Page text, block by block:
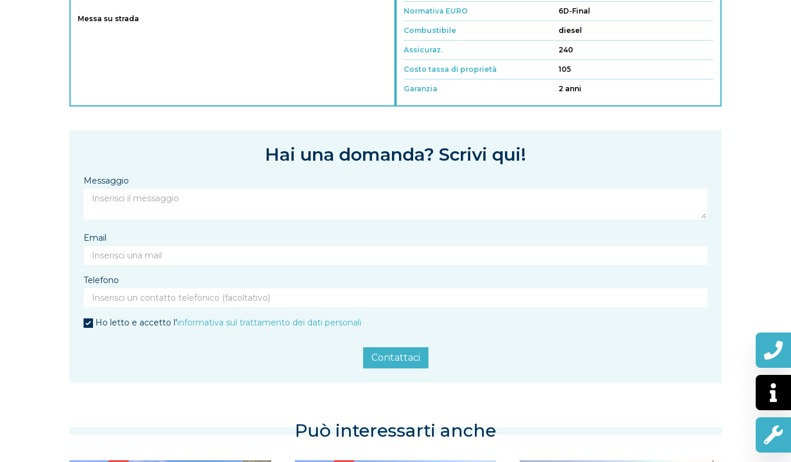
Messa su strada
Normativa EURO 6D-Final
Combustibile diesel
Assicuraz. 240
Costo tassa di proprietà 105
Garanzia 2 anni
Hai una domanda? Scrivi qui!
Messaggio
Email
Telefono
Ho letto e accetto l'informativa sul trattamento dei dati personali
Contattaci
Può interessarti anche